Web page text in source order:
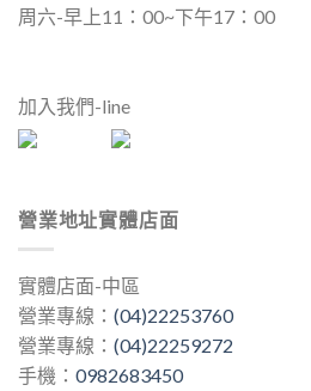
周六-早上11：00~下午17：00
加入我們-line
營業地址實體店面
實體店面-中區
營業專線： (04)22253760
營業專線： (04)22259272
手機： 0982683450